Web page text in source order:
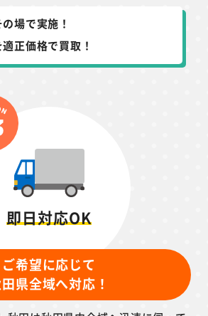
場で実施！
正価格で買取！
即日対応OK
ご希望に応じて
県全域へ対応！